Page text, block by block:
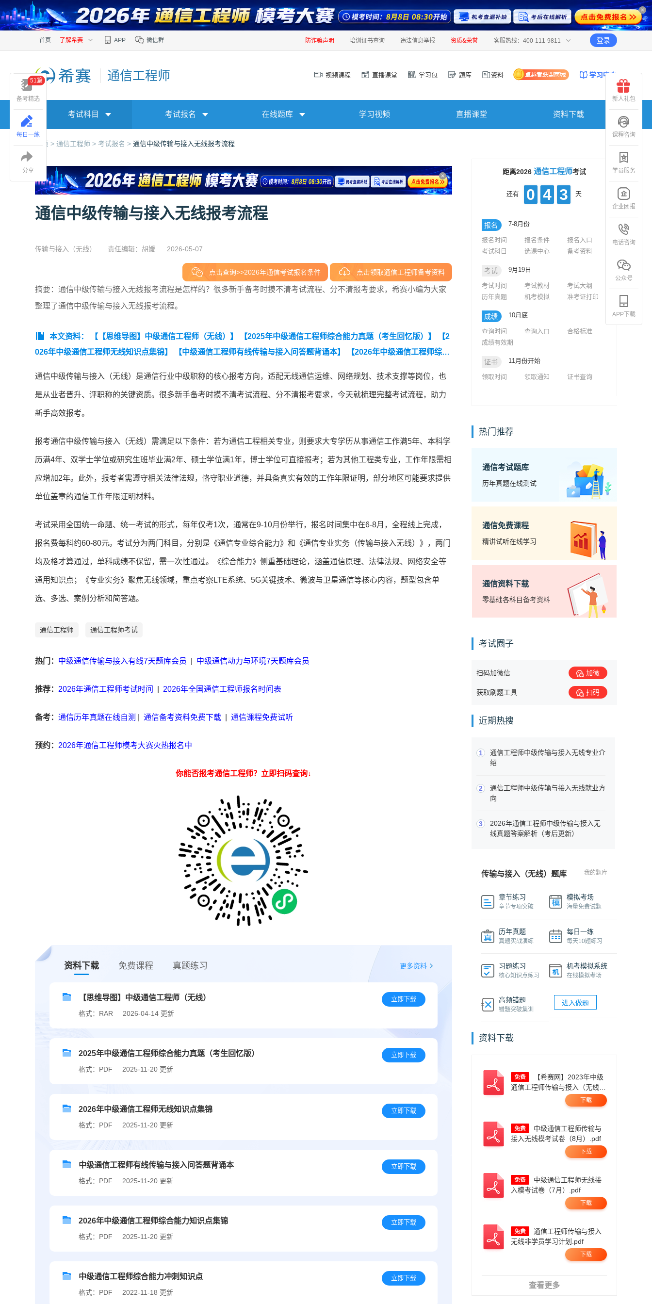
首页 了解希赛 APP 微信群 防诈骗声明 培训证书查询 违法信息举报 资质&荣誉 客服热线：400-111-9811 登录
通信工程师 视频课程 直播课堂 学习包 题库 资料
考试科目 考试报名 在线题库 学习视频 直播课堂 资料下载
首页 > 通信工程师 > 考试报名 > 通信中级传输与接入无线报考流程
通信中级传输与接入无线报考流程
传输与接入（无线） 责任编辑：胡媛 2026-05-07
点击查询>>2026年通信考试报名条件 点击领取通信工程师备考资料
摘要：通信中级传输与接入无线报考流程是怎样的？很多新手备考时摸不清考试流程、分不清报考要求，希赛小编为大家
整理了通信中级传输与接入无线报考流程。
本文资料： 【【思维导图】中级通信工程师（无线）】 【2025年中级通信工程师综合能力真题（考生回忆版）】
【2
026年中级通信工程师无线知识点集锦】
【中级通信工程师有线传输与接入问答题背诵本】
【2026年中级通信工程师综合
通信中级传输与接入（无线）是通信行业中级职称的核心报考方向，适配无线通信运维、网络规划、技术支撑等岗位，也
是从业者晋升、评职称的关键资质。很多新手备考时摸不清考试流程、分不清报考要求，今天就梳理完整考试流程，助力
新手高效报考。
报考通信中级传输与接入（无线）需满足以下条件：若为通信工程相关专业，则要求大专学历从事通信工作满5年、本科学
历满4年、双学士学位或研究生班毕业满2年、硕士学位满1年，博士学位可直接报考；若为其他工程类专业，工作年限需相
应增加2年。此外，报考者需遵守相关法律法规，恪守职业道德，并具备真实有效的工作年限证明，部分地区可能要求提供
单位盖章的通信工作年限证明材料。
考试采用全国统一命题、统一考试的形式，每年仅考1次，通常在9-10月份举行，报名时间集中在6-8月，全程线上完成，
报名费每科约60-80元。考试分为两门科目，分别是《通信专业综合能力》和《通信专业实务（传输与接入无线）》，两门
均及格才算通过，单科成绩不保留，需一次性通过。《综合能力》侧重基础理论，涵盖通信原理、法律法规、网络安全等
通用知识点；《专业实务》聚焦无线领域，重点考察LTE系统、5G关键技术、微波与卫星通信等核心内容，题型包含单
选、多选、案例分析和简答题。
通信工程师 通信工程师考试
热门： 中级通信传输与接入有线7天题库会员 中级通信动力与环境7天题库会员
推荐： 2026年通信工程师考试时间 2026年全国通信工程师报名时间表
备考： 通信历年真题在线自测 通信备考资料免费下载 通信课程免费试听
预约： 2026年通信工程师模考大赛火热报名中
你能否报考通信工程师？立即扫码查询↓
资料下载 免费课程 真题练习 更多资料
【思维导图】中级通信工程师（无线）
格式：RAR 2026-04-14 更新
立即下载
2025年中级通信工程师综合能力真题（考生回忆版）
格式：PDF 2025-11-20 更新
立即下载
2026年中级通信工程师无线知识点集锦
格式：PDF 2025-11-20 更新
立即下载
中级通信工程师有线传输与接入问答题背诵本
格式：PDF 2025-11-20 更新
立即下载
2026年中级通信工程师综合能力知识点集锦
格式：PDF 2025-11-20 更新
立即下载
中级通信工程师综合能力冲刺知识点
格式：PDF 2022-11-18 更新
立即下载
距离2026 通信工程师考试
还有 0 4 3 天
报名 7-8月份
报名时间 报名条件
报名入口
考试科目
选课中心 备考资料
考试 9月19日
考试时间 考试教材
考试大纲
历年真题
机考模拟 准考证打印
成绩 10月底
查询时间 查询入口
合格标准
成绩有效期
证书 11月份开始
领取时间 领取通知 证书查询
热门推荐
通信考试题库
历年真题在线测试
通信免费课程
精讲试听在线学习
通信资料下载
零基础各科目备考资料
考试圈子
扫码加微信 加微
获取刷题工具 扫码
近期热搜
1
通信工程师中级传输与接入无线专业介
绍
2
通信工程师中级传输与接入无线就业方
向
3
2026年通信工程师中级传输与接入无
线真题答案解析（考后更新）
传输与接入（无线）题库 我的题库
章节练习
章节专项突破
模拟考场
海量免费试题
历年真题
真题实战演练
每日一练
每天10题练习
习题练习
核心知识点练习
机考模拟系统
在线模拟考场
高频错题
错题突破集训
进入做题
资料下载
通信工程师传输与接入（无线）
真题及答案（更新中）.pdf
下载
接入无线模考试卷（8月）.pdf
下载
入模考试卷（7月）.pdf
下载
无线非学员学习计划.pdf
下载
查看更多
备考精选
51篇
每日一练
分享
新人礼包
课程咨询
学员服务
企业团报
电话咨询
公众号
APP下载